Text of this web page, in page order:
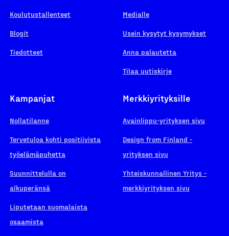
Koulutustallenteet
Blogit
Tiedotteet
Medialle
Usein kysytyt kysymykset
Anna palautetta
Tilaa uutiskirje
Kampanjat
Nollatilanne
Tervetuloa kohti positiivista
työelämäpuhetta
Suunnittelulla on
alkuperänsä
Liputetaan suomalaista
osaamista
Merkkiyrityksille
Avainlippu-yrityksen sivu
Design from Finland -
yrityksen sivu
Yhteiskunnallinen Yritys -
merkkiyrityksen sivu